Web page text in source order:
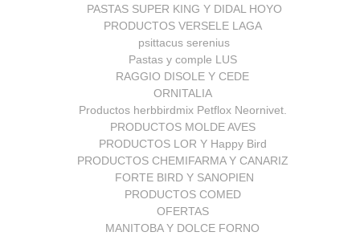
PASTAS SUPER KING Y DIDAL HOYO
PRODUCTOS VERSELE LAGA
psittacus serenius
Pastas y comple LUS
RAGGIO DISOLE Y CEDE
ORNITALIA
Productos herbbirdmix Petflox Neornivet.
PRODUCTOS MOLDE AVES
PRODUCTOS LOR Y Happy Bird
PRODUCTOS CHEMIFARMA Y CANARIZ
FORTE BIRD Y SANOPIEN
PRODUCTOS COMED
OFERTAS
MANITOBA Y DOLCE FORNO